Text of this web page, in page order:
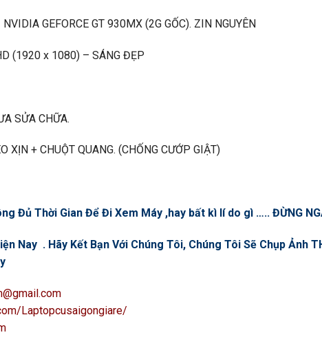
GEFORCE GT 930MX (2G GỐC). ZIN NGUYÊN
(1920 x 1080) – SÁNG ĐẸP
SỬA CHỮA.
XỊN + CHUỘT QUANG. (CHỐNG CƯỚP GIẬT)
Đủ Thời Gian Để Đi Xem Máy ,hay bất kì lí do gì ….. ĐỪNG
Nay . Hãy Kết Bạn Với Chúng Tôi, Chúng Tôi Sẽ Chụp Ảnh
Laptopcusaigongiare/